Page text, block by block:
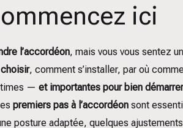
ici
l’accordéon, mais vous vous sentez
, comment s’installer, par où
— et importantes pour bien
premiers pas à l’accordéon sont
posture adaptée, quelques